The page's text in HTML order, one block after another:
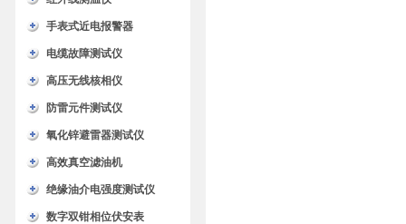
手表式近电报警器
电缆故障测试仪
高压无线核相仪
防雷元件测试仪
氧化锌避雷器测试仪
高效真空滤油机
绝缘油介电强度测试仪
数字双钳相位伏安表